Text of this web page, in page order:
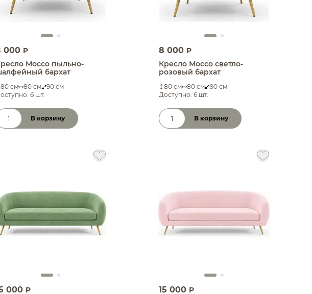
000 P
Моссо пыльно-
бархат
80 см 80 см
90 см
6 шт.
товара
В корзину
8 000 P
Кресло Моссо светло-
розовый бархат
80 см 80 см
90 см
Доступно: 6 шт.
Количество товара
В корзину
000 P
15 000 P